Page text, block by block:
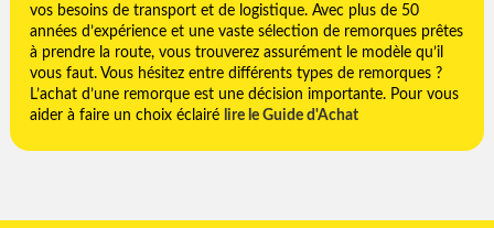
vos besoins de transport et de logistique. Avec plus de 50
années d’expérience et une vaste sélection de remorques prêtes
à prendre la route, vous trouverez assurément le modèle qu’il
vous faut. Vous hésitez entre différents types de remorques ?
L’achat d’une remorque est une décision importante. Pour vous
aider à faire un choix éclairé lire le Guide d'Achat